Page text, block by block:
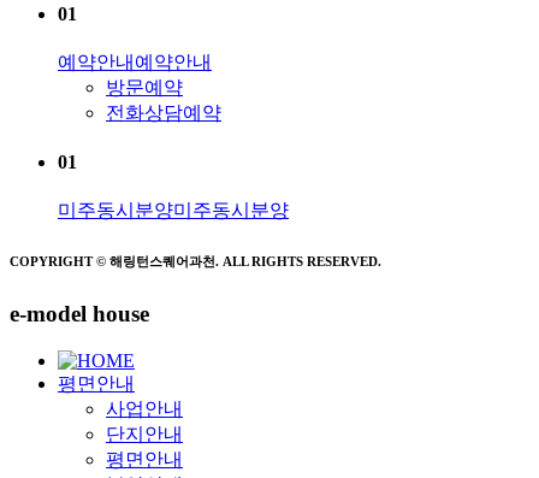
01
예약안내 예약안내
방문예약
전화상담예약
01
미주동시분양미주동시분양
COPYRIGHT © 해링턴스퀘어과천. ALL RIGHTS RESERVED.
e-model house
평면안내
사업안내
단지안내
평면안내